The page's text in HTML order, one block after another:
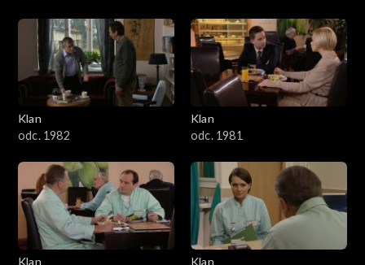
1501–1600
1401–1500
1301–1400
1201–1300
1101–1200
1001–1100
Klan
odc. 1982
Klan
odc. 1981
Klan
Klan